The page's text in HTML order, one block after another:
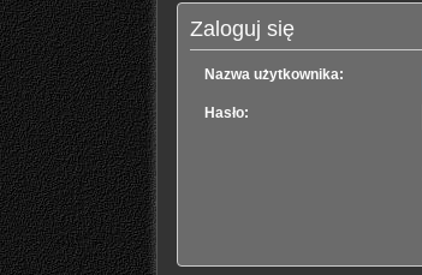
Zaloguj się
Nazwa użytkownika:
Hasło: